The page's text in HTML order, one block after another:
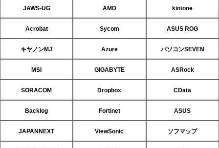
JAWS-UG AMD kintone
Acrobat Sycom ASUS ROG
キヤノンMJ Azure パソコンSEVEN
MSI GIGABYTE ASRock
SORACOM Dropbox CData
Backlog Fortinet ASUS
JAPANNEXT ViewSonic ソフマップ